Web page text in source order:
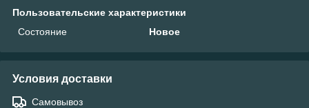
Пользовательские характеристики
Состояние
Новое
Условия доставки
Самовывоз